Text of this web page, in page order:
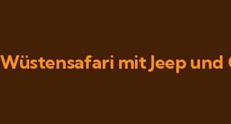
Wüstensafari mit Jeep